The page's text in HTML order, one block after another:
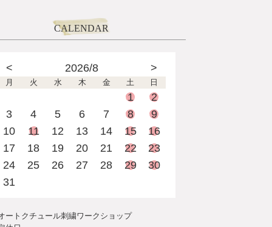
CALENDAR
< 2026/8 >
月 火 水 木 金 土 日
1
2
3
4 5 6 7 8
9
10
11 12 13 14 15
16
17
18 19 20 21 22
23
24
25 26 27 28 29
30
31
ートクチュール刺繍ワークショップ